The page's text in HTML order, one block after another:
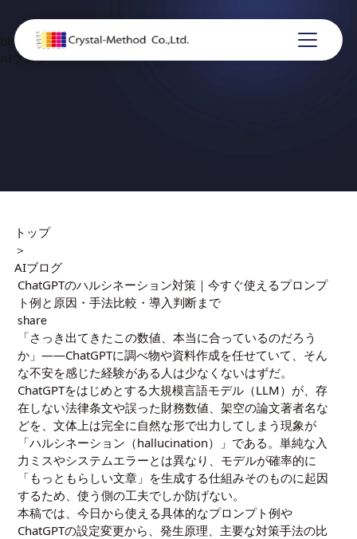
blog
AIブログ
トップ
＞
AIブログ
ChatGPTのハルシネーション対策｜今すぐ使えるプロンプ
ト例と原因・手法比較・導入判断まで
share
「さっき出てきたこの数値、本当に合っているのだろう
か」——ChatGPTに調べ物や資料作成を任せていて、そん
な不安を感じた経験がある人は少なくないはずだ。
ChatGPTをはじめとする大規模言語モデル（LLM）が、存
在しない法律条文や誤った財務数値、架空の論文著者名な
どを、文体上は完全に自然な形で出力してしまう現象が
「ハルシネーション（hallucination）」である。単純な入
力ミスやシステムエラーとは異なり、モデルが確率的に
「もっともらしい文章」を生成する仕組みそのものに起因
するため、使う側の工夫でしか防げない。
本稿では、今日から使える具体的なプロンプト例や
ChatGPTの設定変更から、発生原理、主要な対策手法の比